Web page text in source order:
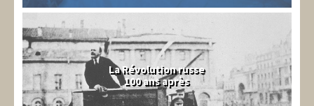
La Révolution russe
100 ans après